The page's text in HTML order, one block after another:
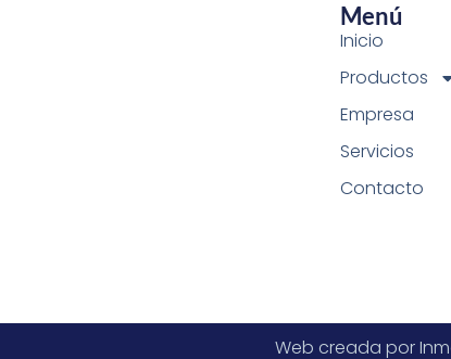
Menú
Inicio
Productos
Empresa
Servicios
Contacto
Web creada por